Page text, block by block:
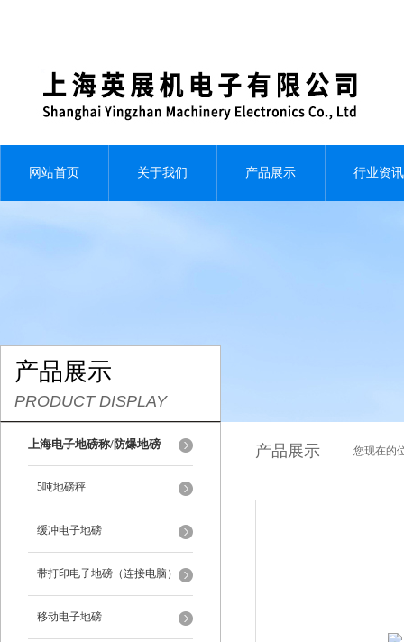
网站首页 关于我们 产品展示 行业资讯
产品展示
PRODUCT DISPLAY
上海电子地磅称/防爆地磅
5吨地磅秤
缓冲电子地磅
带打印电子地磅（连接电脑）
移动电子地磅
产品展示 您现在的